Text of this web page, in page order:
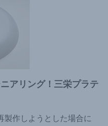
アリング！三栄プラテ
製作しようとした場合に